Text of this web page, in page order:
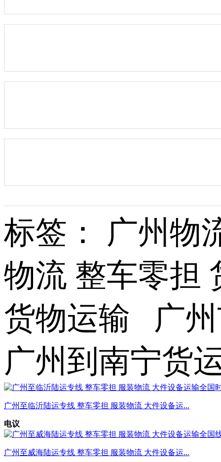
标签： 广州物
物流 整车零担
货物运输 广
广州到南宁货
广州至临沂陆运专线 整车零担 服装物流 大件设备运...
电议
广州至威海陆运专线 整车零担 服装物流 大件设备运...